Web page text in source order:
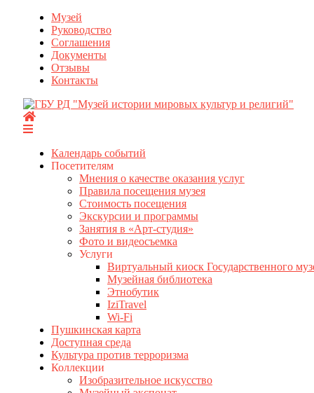
Перейти
содержимому
Музей
Руководство
Соглашения
Документы
Отзывы
Контакты
Календарь событий
Посетителям
Мнения о качестве оказания услуг
Правила посещения музея
Стоимость посещения
Экскурсии и программы
Занятия в «Арт-студия»
Фото и видеосъемка
Услуги
Виртуальный киоск Государственного
Музейная библиотека
Этнобутик
IziTravel
Wi-Fi
Пушкинская карта
Доступная среда
Культура против терроризма
Коллекции
Изобразительное искусство